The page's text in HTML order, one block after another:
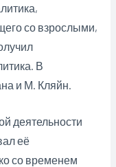
со взрослыми,
В
и М. Кляйн.
деятельности
её
со временем